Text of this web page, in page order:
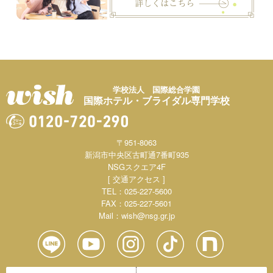
学校法人 国際総合学園
国際ホテル・ブライダル専門学校
〒951-8063
新潟市中央区古町通7番町935
NSGスクエア4F
[ 交通アクセス ]
TEL：025-227-5600
FAX：025-227-5601
Mail： wish@nsg.gr.jp